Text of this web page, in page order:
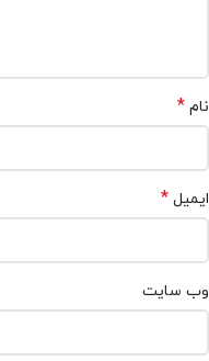
نام *
ایمیل *
وب‌ سایت